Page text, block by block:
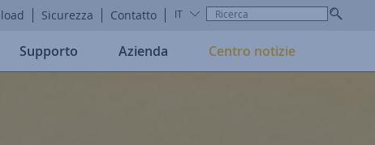
IT
Sicurezza Contatto
Supporto Azienda Centro notizie